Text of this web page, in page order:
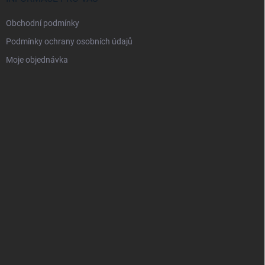
Obchodní podmínky
Podmínky ochrany osobních údajů
Moje objednávka